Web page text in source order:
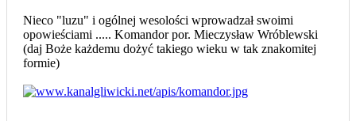
Nieco "luzu" i ogólnej wesolości wprowadzał swoimi
opowieściami ..... Komandor por. Mieczysław Wróblewski
(daj Boże każdemu dożyć takiego wieku w tak znakomitej
formie)